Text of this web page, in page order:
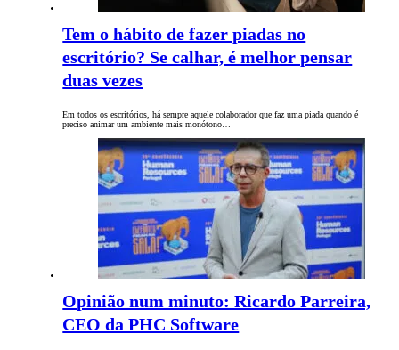
Tem o hábito de fazer piadas no
escritório? Se calhar, é melhor pensar
duas vezes
Em todos os escritórios, há sempre aquele colaborador que faz uma piada quando é
preciso animar um ambiente mais monótono…
Opinião num minuto: Ricardo Parreira,
CEO da PHC Software